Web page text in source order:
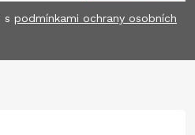
s podmínkami ochrany osobních